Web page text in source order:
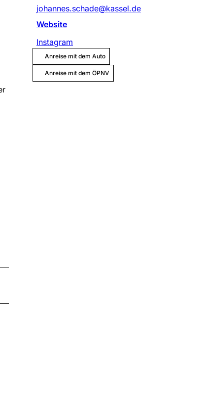
johannes.schade@kassel.de
Website
Instagram
Anreise mit dem Auto
Anreise mit dem ÖPNV